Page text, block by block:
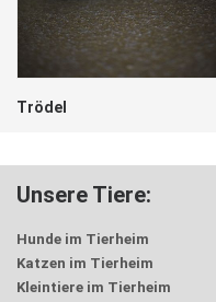
Trödel
Unsere Tiere:
Hunde im Tierheim
Katzen im Tierheim
Kleintiere im Tierheim